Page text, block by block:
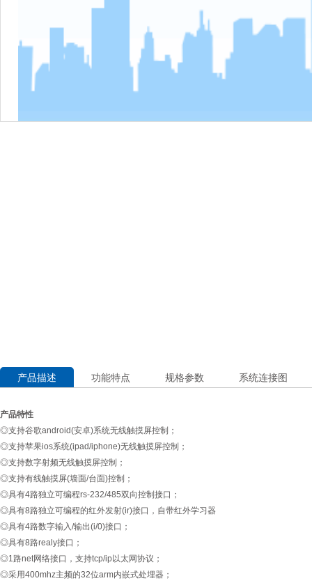
产品描述 功能特点 规格参数 系统连接图
产品特性
◎支持谷歌android(安卓)系统无线触摸屏控制；
◎支持苹果ios系统(ipad/iphone)无线触摸屏控制；
◎支持数字射频无线触摸屏控制；
◎支持有线触摸屏(墙面/台面)控制；
◎具有4路独立可编程rs-232/485双向控制接口；
◎具有8路独立可编程的红外发射(ir)接口，自带红外学习器
◎具有4路数字输入/输出(i/0)接口；
◎具有8路realy接口；
◎1路net网络接口，支持tcp/ip以太网协议；
◎采用400mhz主频的32位arm内嵌式处埋器；